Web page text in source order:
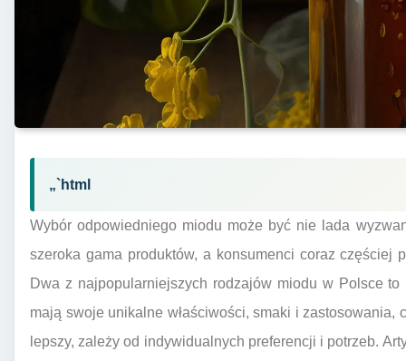
„`html
Wybór odpowiedniego miodu może być nie lada
szeroka gama produktów, a konsumenci coraz częściej
Dwa z najpopularniejszych rodzajów miodu w Polsce
mają swoje unikalne właściwości, smaki i zastosowania,
lepszy, zależy od indywidualnych preferencji i potrzeb.